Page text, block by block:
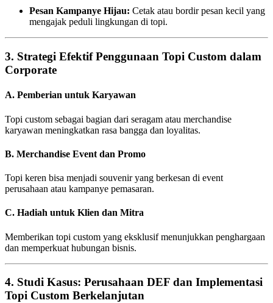
Pesan Kampanye Hijau: Cetak atau bordir pesan kecil yang
mengajak peduli lingkungan di topi.
3. Strategi Efektif Penggunaan Topi Custom dalam
Corporate
A. Pemberian untuk Karyawan
Topi custom sebagai bagian dari seragam atau merchandise
karyawan meningkatkan rasa bangga dan loyalitas.
B. Merchandise Event dan Promo
Topi keren bisa menjadi souvenir yang berkesan di event
perusahaan atau kampanye pemasaran.
C. Hadiah untuk Klien dan Mitra
Memberikan topi custom yang eksklusif menunjukkan penghargaan
dan memperkuat hubungan bisnis.
4. Studi Kasus: Perusahaan DEF dan Implementasi
Topi Custom Berkelanjutan